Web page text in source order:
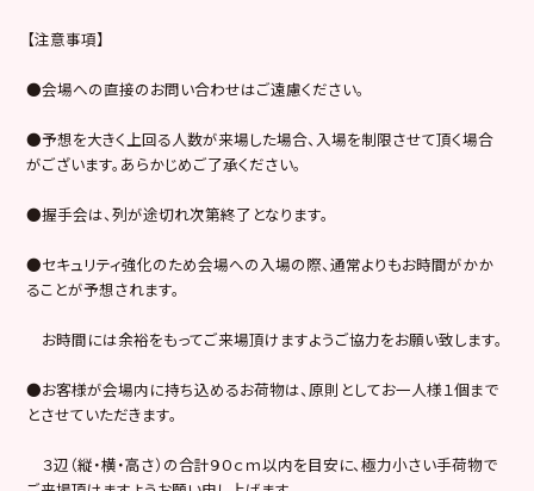
【注意事項】
●会場への直接のお問い合わせはご遠慮ください。
●予想を大きく上回る人数が来場した場合、入場を制限させて頂く場合
がございます。あらかじめご了承ください。
●握手会は、列が途切れ次第終了となります。
●セキュリティ強化のため会場への入場の際、通常よりもお時間がかか
ることが予想されます。
お時間には余裕をもってご来場頂けますようご協力をお願い致します。
●お客様が会場内に持ち込めるお荷物は、原則としてお一人様１個まで
とさせていただきます。
３辺（縦・横・高さ）の合計９０ｃｍ以内を目安に、極力小さい手荷物で